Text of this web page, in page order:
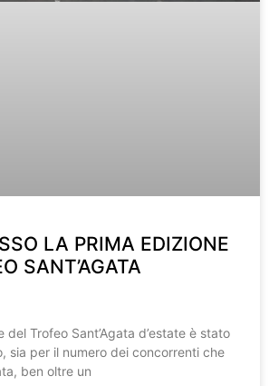
LA PRIMA EDIZIONE
SANT’AGATA
del Trofeo Sant’Agata d’estate è stato
sia per il numero dei concorrenti che
ben oltre un